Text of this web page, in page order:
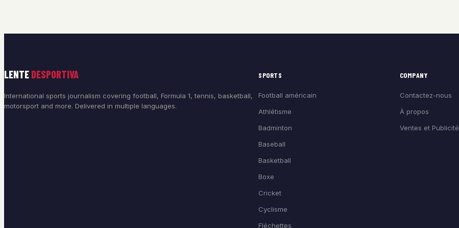
LENTE DESPORTIVA
International sports journalism covering football, Formula 1, tennis, basketball,
motorsport and more. Delivered in multiple languages.
SPORTS
Football américain
Athlétisme
Badminton
Baseball
Basketball
Boxe
Cricket
Cyclisme
Fléchettes
COMPANY
Contactez-nous
À propos
Ventes et Publicité